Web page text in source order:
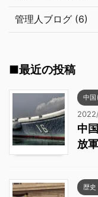
管理人ブログ (6)
■最近の投稿
中国
中
放
歴史